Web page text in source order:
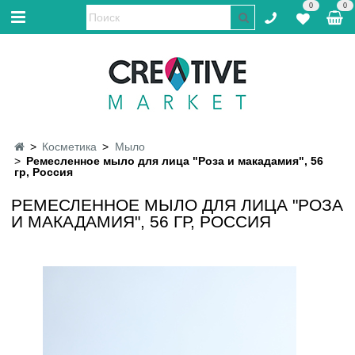
0 0
Косметика
Мыло
Ремесленное мыло для лица "Роза и макадамия", 56
гр, Россия
РЕМЕСЛЕННОЕ МЫЛО ДЛЯ ЛИЦА "РОЗА
И МАКАДАМИЯ", 56 ГР, РОССИЯ